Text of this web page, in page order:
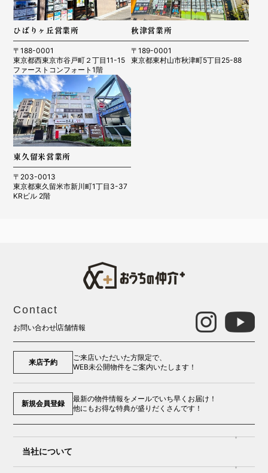
ひばりヶ丘営業所
〒188-0001
東京都西東京市谷戸町２丁目11-15
ファーストコンフォート1階
秋津営業所
〒189-0001
東京都東村山市秋津町5丁目25-88
東久留米営業所
〒203-0013
東京都東久留米市新川町1丁目3-37
KRビル 2階
Contact
お問い合わせ 店舗情報
来店予約
ご来店いただいた方限定で、
WEB未公開物件をご案内いたします！
新規会員登録
最新の物件情報をメールでいち早くお届け！
他にもお得な特典が盛りだくさんです！
当社について